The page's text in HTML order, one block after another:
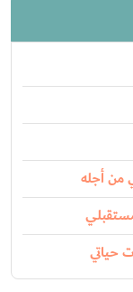
من أجله
حياتي